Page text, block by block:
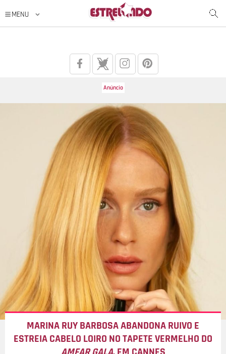
MARINA RUY BARBOSA ABANDONA RUIVO E
ESTREIA CABELO LOIRO NO TAPETE VERMELHO DO